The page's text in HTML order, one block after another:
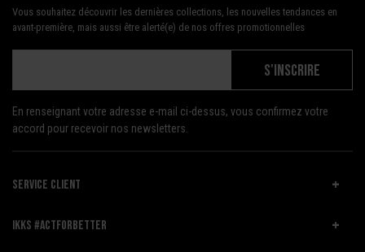
Vous souhaitez découvrir les dernières collections, les nouvelles tendances en
avant-première, mais aussi être alerté(e) de nos offres promotionnelles
S'INSCRIRE
En renseignant votre adresse e-mail ci-dessus, vous confirmez votre
accord pour recevoir nos newsletters.
SERVICE CLIENT
IKKS #ACTFORBETTER